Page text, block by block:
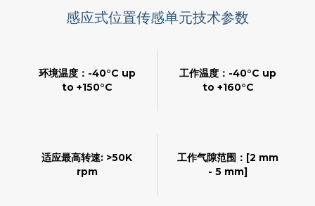
感应式位置传感单元技术参数
环境温度：-40°C up
to +150°C
工作温度：-40°C up
to +160°C
适应最高转速: >50K
rpm
工作气隙范围：[2 mm
- 5 mm]